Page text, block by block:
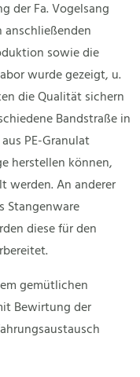
der Fa. Vogelsang
anschließenden
sowie die
wurde gezeigt, u.
die Qualität sichern
Bandstraße in
PE-Granulat
herstellen können,
werden. An anderer
Stangenware
diese für den
gemütlichen
Bewirtung der